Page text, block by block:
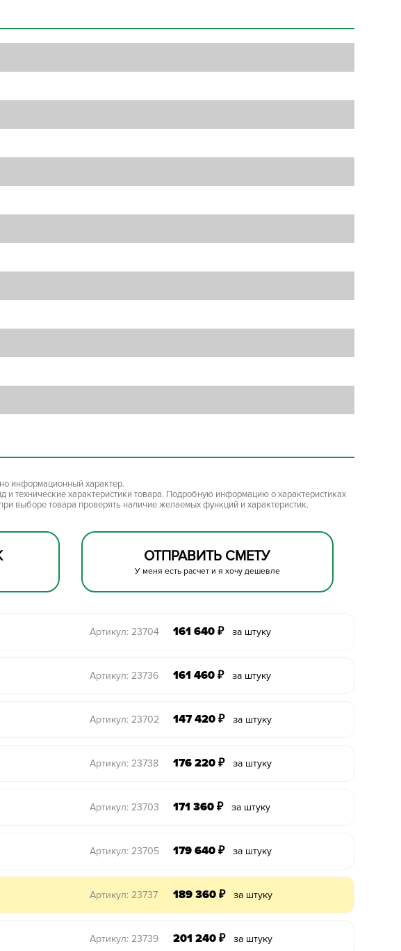
информационный характер.
технические характеристики товара. Подробную информацию о характеристиках
выборе товара проверять наличие желаемых функций и характеристик.
ОТПРАВИТЬ СМЕТУ
У меня есть расчет и я хочу дешевле
Артикул: 23704 161 640 ₽ за штуку
Артикул: 23736 161 460 ₽ за штуку
Артикул: 23702 147 420 ₽ за штуку
Артикул: 23738 176 220 ₽ за штуку
Артикул: 23703 171 360 ₽ за штуку
Артикул: 23705 179 640 ₽ за штуку
Артикул: 23737 189 360 ₽ за штуку
Артикул: 23739 201 240 ₽ за штуку